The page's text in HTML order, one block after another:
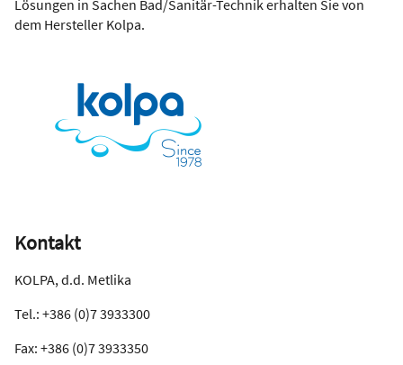
Lösungen in Sachen Bad/Sanitär-Technik erhalten Sie von
dem Hersteller Kolpa.
Kontakt
KOLPA, d.d. Metlika
Tel.: +386 (0)7 3933300
Fax: +386 (0)7 3933350